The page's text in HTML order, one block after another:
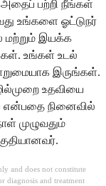
அதைப் பற்றி நீங்கள்
உங்களை ஓட்டுநர்
மற்றும் இயக்க
உங்கள் உடல்
இருங்கள்.
உதவியை
என்பதை நினைவில்
முழுவதும்
and does not constitute
diagnosis and treatment